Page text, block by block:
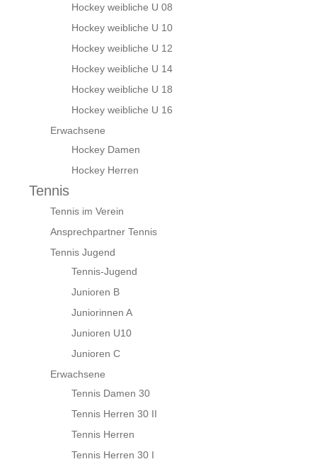
Hockey weibliche U 08
Hockey weibliche U 10
Hockey weibliche U 12
Hockey weibliche U 14
Hockey weibliche U 18
Hockey weibliche U 16
Erwachsene
Hockey Damen
Hockey Herren
Tennis
Tennis im Verein
Ansprechpartner Tennis
Tennis Jugend
Tennis-Jugend
Junioren B
Juniorinnen A
Junioren U10
Junioren C
Erwachsene
Tennis Damen 30
Tennis Herren 30 II
Tennis Herren
Tennis Herren 30 I